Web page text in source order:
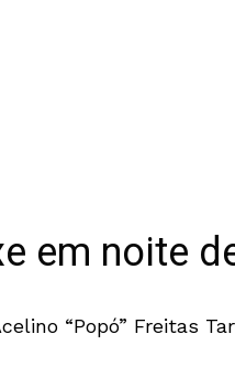
em noite
“Popó” Freitas